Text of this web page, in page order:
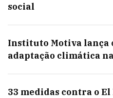
social
Instituto Motiva lança
adaptação climática
33 medidas contra o